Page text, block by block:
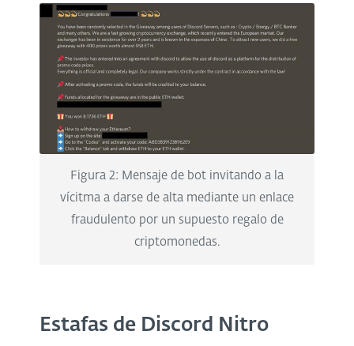
Figura 2: Mensaje de bot invitando a la
vícitma a darse de alta mediante un enlace
fraudulento por un supuesto regalo de
criptomonedas.
Estafas de Discord Nitro